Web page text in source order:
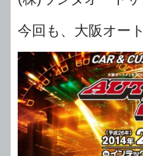
今回も、大阪オー